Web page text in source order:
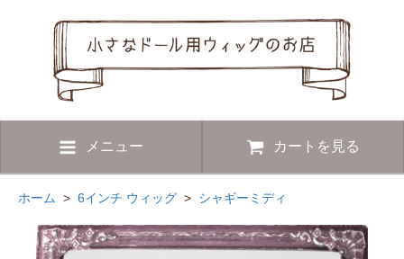
メニュー カートを見る
ホーム > 6インチ ウィッグ > シャギーミディ